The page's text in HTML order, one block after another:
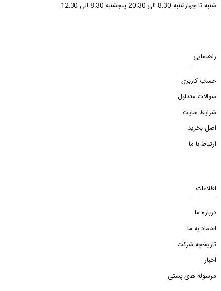
شنبه تا چهارشنبه 8:30 الی 20:30 پنجشنبه 8:30 الی 12:30
راهنمایی
حساب کاربری
سوالات متداول
شرایط سایت
اصل بخرید
ارتباط با ما
اطلاعات
درباره ما
اعتماد به ما
تاریخچه شرکت
اخبار
مرسوله های پستی